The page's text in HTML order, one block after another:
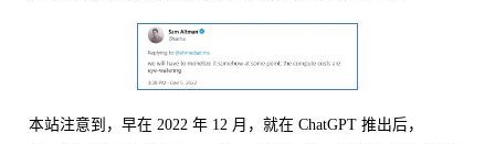
本站注意到，早在 2022 年 12 月，就在 ChatGPT 推出后，